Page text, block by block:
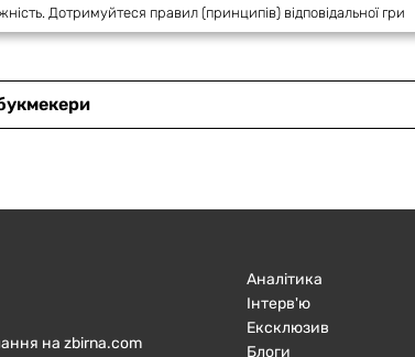
Дотримуйтеся правил (принципів) відповідальної гри
на zbirna.com
Аналітика
Інтерв'ю
Ексклюзив
Блоги